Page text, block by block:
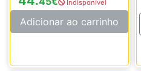
Indisponível
Adicionar ao carrinho